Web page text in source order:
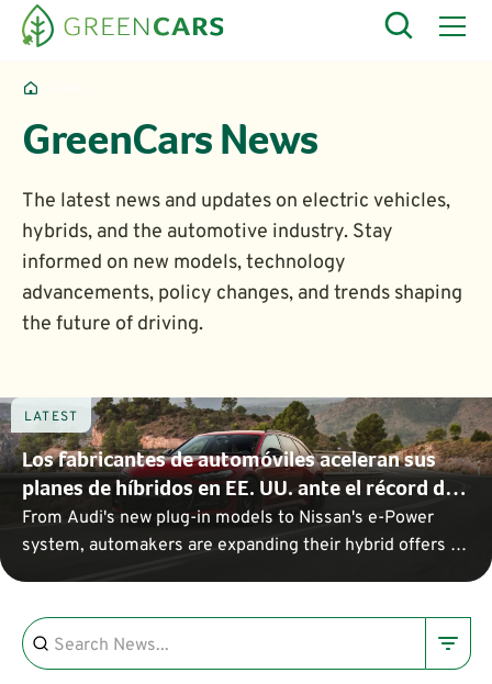
GreenCars News
The latest news and updates on electric vehicles,
hybrids, and the automotive industry. Stay
informed on new models, technology
advancements, policy changes, and trends shaping
the future of driving.
LATEST
Los fabricantes de automóviles aceleran sus
planes de híbridos en EE. UU. ante el récord de
ventas
From Audi's new plug-in models to Nissan's e-Power
system, automakers are expanding their hybrid offers to